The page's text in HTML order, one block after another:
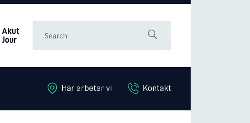
Akut
Jour
Här arbetar vi Kontakt